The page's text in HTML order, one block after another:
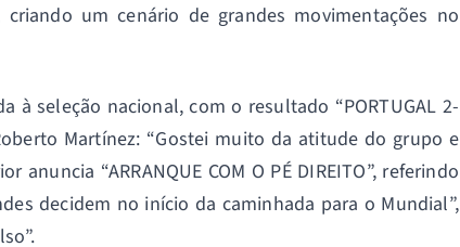
um cenário de grandes movimentações no
à seleção nacional, com o resultado “PORTUGAL 2-
Martínez: “Gostei muito da atitude do grupo e
“ARRANQUE COM O PÉ DIREITO”, referindo
decidem no início da caminhada para o Mundial”,